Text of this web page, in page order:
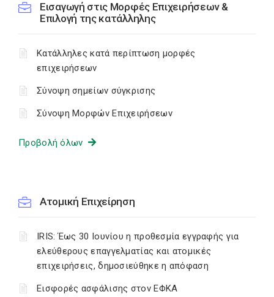
Εισαγωγή στις Μορφές Επιχειρήσεων &
Επιλογή της κατάλληλης
Κατάλληλες κατά περίπτωση μορφές
επιχειρήσεων
Σύνοψη σημείων σύγκρισης
Σύνοψη Μορφών Επιχειρήσεων
Προβολή όλων
Ατομική Επιχείρηση
IRIS: Έως 30 Ιουνίου η προθεσμία εγγραφής για
ελεύθερους επαγγελματίας και ατομικές
επιχειρήσεις, δημοσιεύθηκε η απόφαση
Εισφορές ασφάλισης στον ΕΦΚΑ